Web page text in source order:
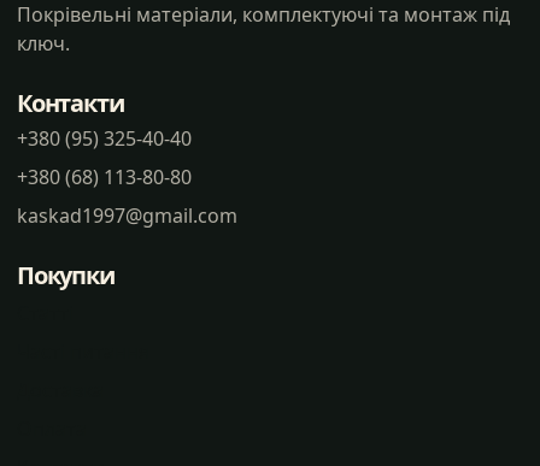
Покрівельні матеріали, комплектуючі та монтаж під
ключ.
Контакти
+380 (95) 325-40-40
+380 (68) 113-80-80
kaskad1997@gmail.com
Покупки